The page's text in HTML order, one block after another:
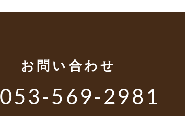
お問い合わせ
053-569-2981